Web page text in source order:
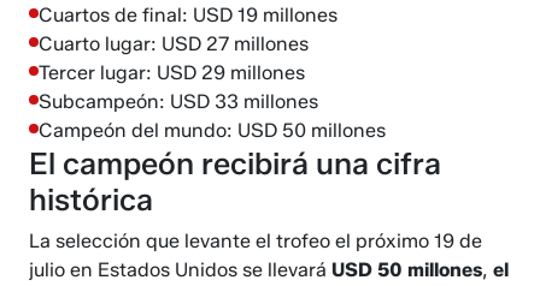
Cuartos de final: USD 19 millones
Cuarto lugar: USD 27 millones
Tercer lugar: USD 29 millones
Subcampeón: USD 33 millones
Campeón del mundo: USD 50 millones
El campeón recibirá una cifra
histórica
La selección que levante el trofeo el próximo 19 de
julio en Estados Unidos se llevaráUSD 50 millones,el